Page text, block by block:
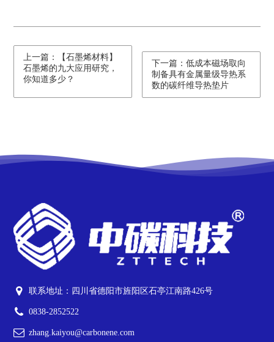
上一篇：【石墨烯材料】
石墨烯的九大应用研究，
你知道多少？
下一篇：低成本磁场取向
制备具有金属量级导热系
数的碳纤维导热垫片
联系地址：四川省德阳市旌阳区石亭江南路426号
0838-2852522
zhang.kaiyou@carbonene.com